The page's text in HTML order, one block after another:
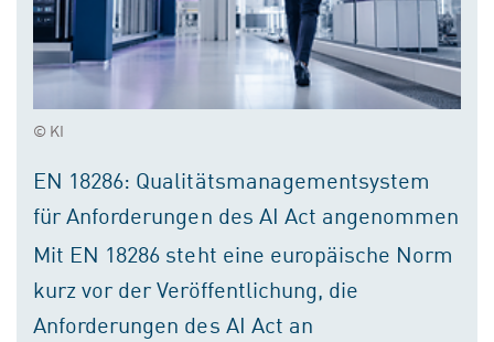
© KI
EN 18286: Qualitätsmanagementsystem
für Anforderungen des AI Act angenommen
Mit EN 18286 steht eine europäische Norm
kurz vor der Veröffentlichung, die
Anforderungen des AI Act an